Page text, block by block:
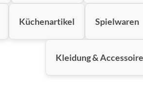
Küchenartikel Spielwaren
Kleidung &